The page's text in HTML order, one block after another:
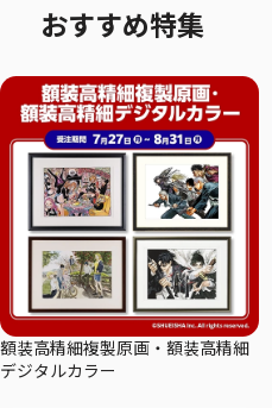
おすすめ特集
額装高精細複製原画・額装高精細
デジタルカラー